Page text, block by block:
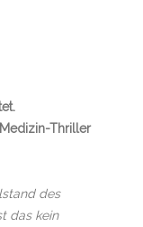
Thriller
des
das kein